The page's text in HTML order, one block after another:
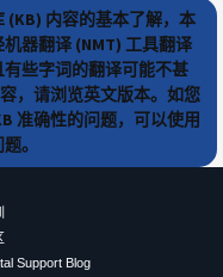
(KB) 内容的基本了解，本
器翻译 (NMT) 工具翻译
些字词的翻译可能不甚
，请浏览英文版本。如您
准确性的问题，可以使用
。
Support Blog